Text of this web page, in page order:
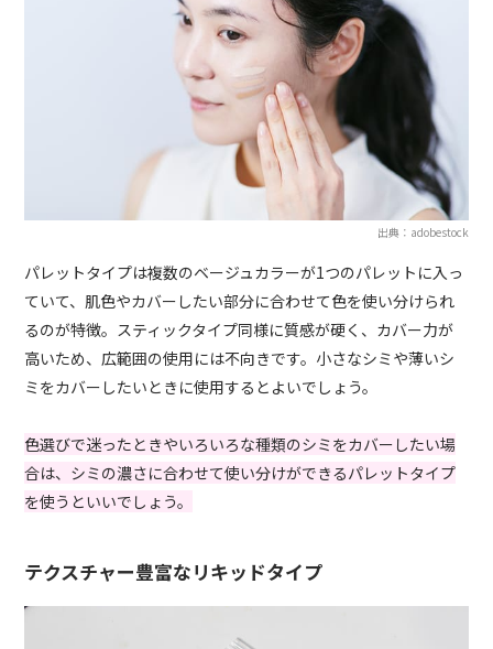
出典：adobestock
パレットタイプは複数のベージュカラーが1つのパレットに入っ
ていて、肌色やカバーしたい部分に合わせて色を使い分けられ
るのが特徴。スティックタイプ同様に質感が硬く、カバー力が
高いため、広範囲の使用には不向きです。小さなシミや薄いシ
ミをカバーしたいときに使用するとよいでしょう。
色選びで迷ったときやいろいろな種類のシミをカバーしたい場
合は、シミの濃さに合わせて使い分けができるパレットタイプ
を使うといいでしょう。
テクスチャー豊富なリキッドタイプ